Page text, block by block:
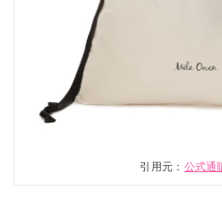
引用元： 公式通